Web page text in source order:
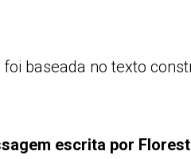
baseada no texto
escrita por